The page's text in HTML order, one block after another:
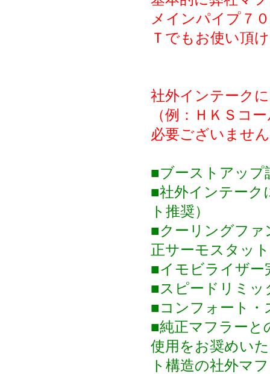
メインパイプ７
Ｔでもお使い頂
社外インテーク
（例：ＨＫＳコ
必要ございませ
■ブーストアップ
■社外インテーク
ト推奨）
■クーリングファ
正サーモスタッ
■イモビライザー
■スピードリミッ
■コンフォート・
■純正マフラーと
使用をお奨めい
ト構造の社外マ